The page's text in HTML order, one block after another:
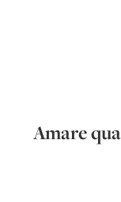
Amare